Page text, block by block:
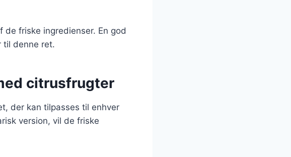
friske ingredienser. En god
til denne ret.
citrusfrugter
der kan tilpasses til enhver
version, vil de friske